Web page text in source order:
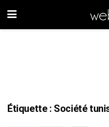
Étiquette : Société